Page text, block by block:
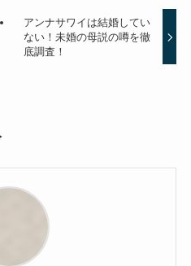
アンナサワイは結婚してい
ない！未婚の母説の噂を徹
底調査！